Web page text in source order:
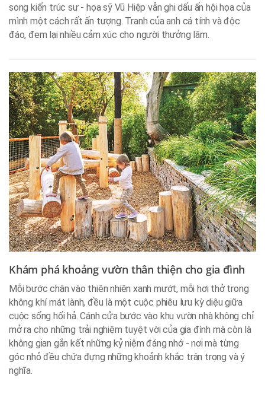
song kiến trúc sư - họa sỹ Vũ Hiệp vẫn ghi dấu ấn hội họa của
mình một cách rất ấn tượng. Tranh của anh cá tính và độc
đáo, đem lại nhiều cảm xúc cho người thưởng lãm.
Khám phá khoảng vườn thân thiện cho gia đình
Mỗi bước chân vào thiên nhiên xanh mướt, mỗi hơi thở trong
không khí mát lành, đều là một cuộc phiêu lưu kỳ diệu giữa
cuộc sống hối hả. Cánh cửa bước vào khu vườn nhà không chỉ
mở ra cho những trải nghiệm tuyệt vời của gia đình mà còn là
không gian gắn kết những kỷ niệm đáng nhớ - nơi mà từng
góc nhỏ đều chứa đựng những khoảnh khắc trân trọng và ý
nghĩa.